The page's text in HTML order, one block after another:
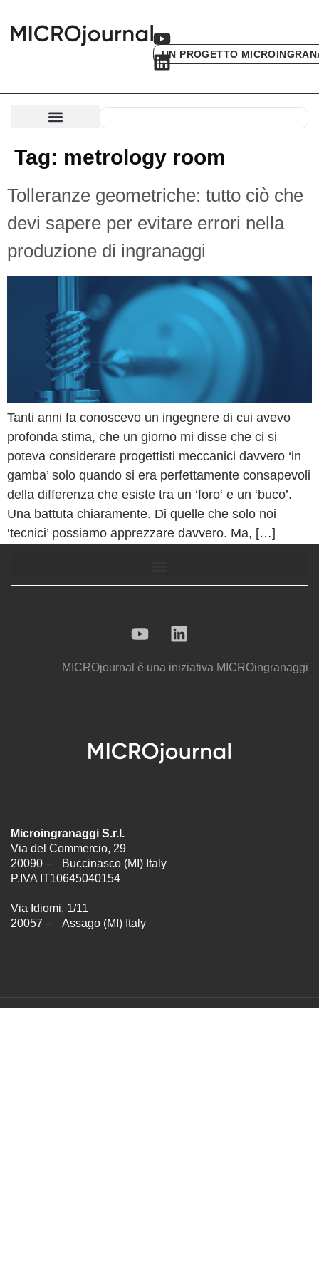
UN PROGETTO
Tag: metrology room
Tolleranze geometriche: tutto ciò che
devi sapere per evitare errori nella
produzione di ingranaggi
Tanti anni fa conoscevo un ingegnere di cui avevo
profonda stima, che un giorno mi disse che ci si
poteva considerare progettisti meccanici davvero ‘in
gamba’ solo quando si era perfettamente consapevoli
della differenza che esiste tra un ‘foro‘ e un ‘buco’.
Una battuta chiaramente. Di quelle che solo noi
‘tecnici’ possiamo apprezzare davvero. Ma, […]
MICROjournal è una iniziativa MICROingranaggi
Microingranaggi S.r.l.
Via del Commercio, 29
20090 – Buccinasco (MI) Italy
P.IVA IT10645040154
Via Idiomi, 1/11
20057 – Assago (MI) Italy